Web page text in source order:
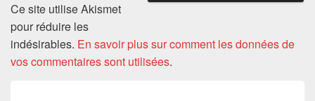
Ce site utilise Akismet
pour réduire les
indésirables. En savoir plus sur comment les données de
vos commentaires sont utilisées.